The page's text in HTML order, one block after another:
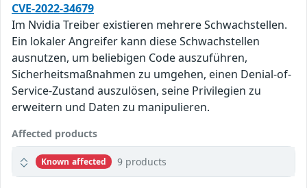
CVE-2022-34679
Im Nvidia Treiber existieren mehrere Schwachstellen.
Ein lokaler Angreifer kann diese Schwachstellen
ausnutzen, um beliebigen Code auszuführen,
Sicherheitsmaßnahmen zu umgehen, einen Denial-of-
Service-Zustand auszulösen, seine Privilegien zu
erweitern und Daten zu manipulieren.
Affected products
Known affected 9 products